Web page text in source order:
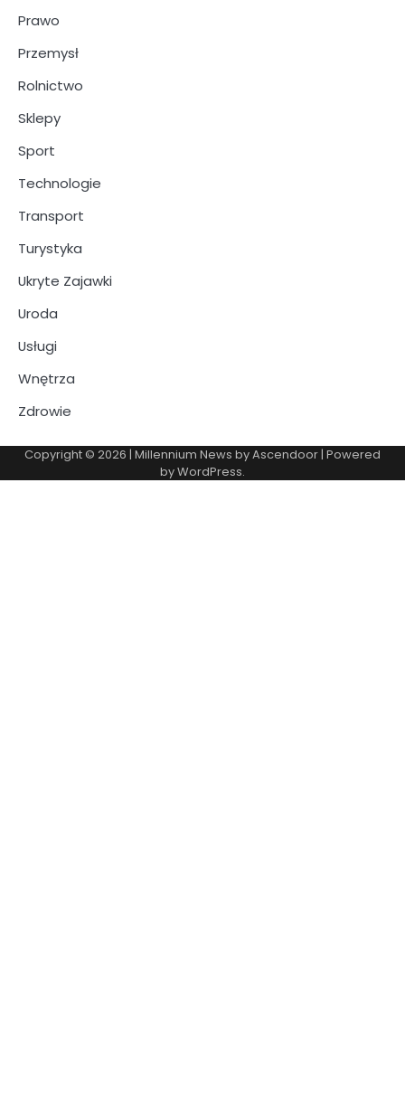
Prawo
Przemysł
Rolnictwo
Sklepy
Sport
Technologie
Transport
Turystyka
Ukryte Zajawki
Uroda
Usługi
Wnętrza
Zdrowie
Copyright © 2026 | Millennium News byAscendoor| Powered
byWordPress.